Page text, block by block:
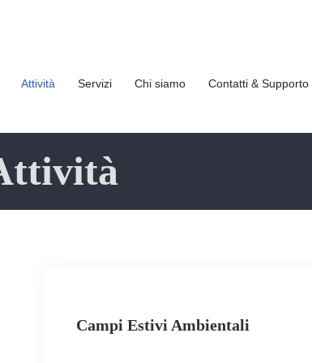
Attività Servizi Chi siamo Contatti & Supporto
2
Campi Estivi Ambientali​